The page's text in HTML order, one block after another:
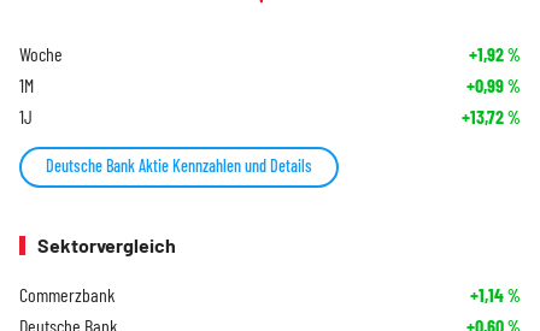
Woche +1,92%
1M +0,99%
1J +13,72%
Deutsche Bank Aktie Kennzahlen und Details
Sektorvergleich
Commerzbank +1,14%
Deutsche Bank +0,60%